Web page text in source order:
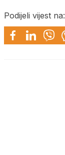
Podijeli vijest na: